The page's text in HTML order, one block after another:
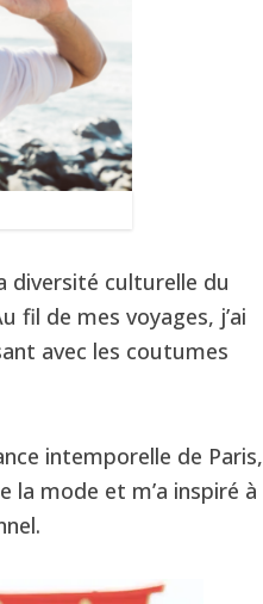
diversité culturelle du
fil de mes voyages, j’ai
avec les coutumes
intemporelle de Paris,
la mode et m’a inspiré à